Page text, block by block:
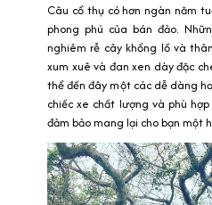
Câu cổ thụ có hơn ngàn năm
phong phú của bán đảo.
nghiêm rễ cây khổng lồ và
xum xuê và đan xen dày đặc
thể đến đây một các dễ dàng
chiếc xe chất lượng và phù
đảm bảo mang lại cho bạn một